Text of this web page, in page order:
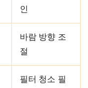
인
바람 방향 조
절
필터 청소 필